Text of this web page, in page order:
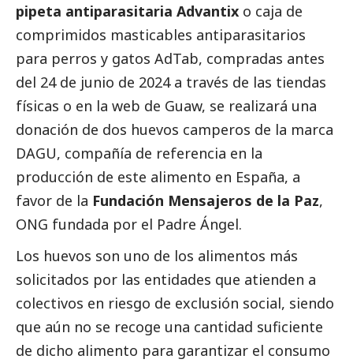
pipeta antiparasitaria Advantix o caja de
comprimidos masticables antiparasitarios
para perros y gatos AdTab, compradas antes
del 24 de junio de 2024 a través de las tiendas
físicas o en la web de Guaw, se realizará una
donación de dos huevos camperos de la marca
DAGU, compañía de referencia en la
producción de este alimento en España, a
favor de la Fundación Mensajeros de la Paz,
ONG fundada por el Padre Ángel.
Los huevos son uno de los alimentos más
solicitados por las entidades que atienden a
colectivos en riesgo de exclusión social, siendo
que aún no se recoge una cantidad suficiente
de dicho alimento para garantizar el consumo